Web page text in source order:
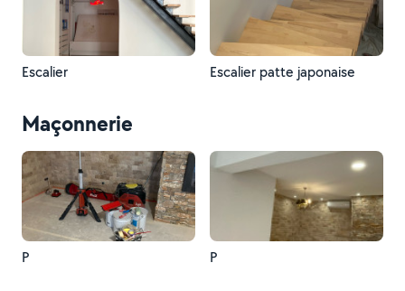
Escalier Escalier patte japonaise
Maçonnerie
P P